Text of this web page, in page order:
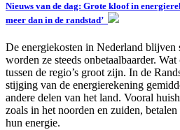
Nieuws van de dag: Grote kloof in
meer dan in de randstad’
De energiekosten in Nederland blijven
worden ze steeds onbetaalbaarder.
tussen de regio’s groot zijn. In de
stijging van de energierekening
andere delen van het land. Vooral
zoals in het noorden en zuiden,
hun energie.